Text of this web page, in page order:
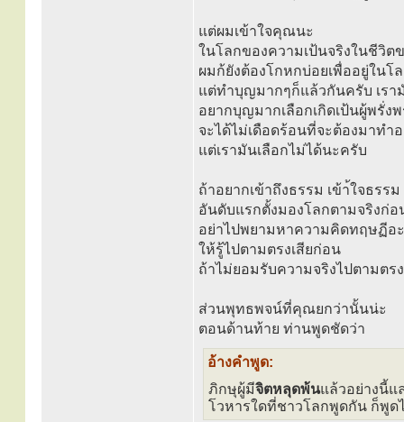
แต่ผมเข้าใจคุณนะ
ในโลกของความเป้นจริงในชีวิต
ผมก้ยังต้องโกหกบ่อยเพื่ออยู่ในโ
แต่ทำบุญมากๆก็แล้วกันครับ เร
อยากบุญมากเลือกเกิดเป้นผู้พรั่
จะได้ไม่เดือดร้อนที่จะต้องมาทำ
แต่เรามันเลือกไม่ได้นะครับ
ถ้าอยากเข้าถึงธรรม เข้า้ใจธรรม
อันดับแรกตั้งมองโลกตามจริงก่อ
อย่าไปพยามหาความคิดทฤษฏีอ
ให้รู้ไปตามตรงเสียก่อน
ถ้าไม่ยอมรับความจริงไปตามตร
ส่วนพุทธพจน์ที่คุณยกว่านั้นน่ะ
ตอนด้านท้าย ท่านพูดชัดว่า
อ้างคำพูด:
ภิกษุผู้มีจิตหลุดพ้นแล้วอย่างนี้แ
โวหารใดที่ชาวโลกพูดกัน ก็พู